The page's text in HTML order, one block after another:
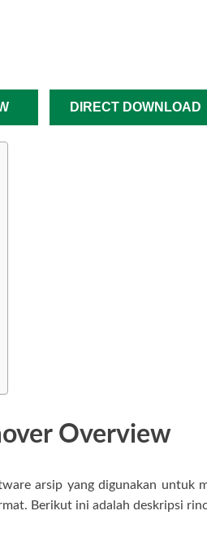
DIRECT DOWNLOAD
Overview
arsip yang digunakan untuk
Berikut ini adalah deskripsi